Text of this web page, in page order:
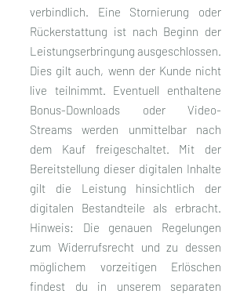
verbindlich. Eine Stornierung oder
Rückerstattung ist nach Beginn der
Leistungserbringung ausgeschlossen.
Dies gilt auch, wenn der Kunde nicht
live teilnimmt. Eventuell enthaltene
Bonus-Downloads oder Video-
Streams werden unmittelbar nach
dem Kauf freigeschaltet. Mit der
Bereitstellung dieser digitalen Inhalte
gilt die Leistung hinsichtlich der
digitalen Bestandteile als erbracht.
Hinweis: Die genauen Regelungen
zum Widerrufsrecht und zu dessen
möglichem vorzeitigen Erlöschen
findest du in unserem separaten